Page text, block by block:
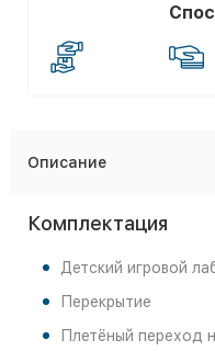
Описание
Комплектация
Детский игровой
Перекрытие
Плетёный переход